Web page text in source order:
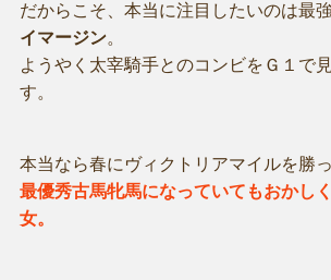
だからこそ、本当に注目したいのは最
イマージン。
ようやく太宰騎手とのコンビをＧ１で
す。
本当なら春にヴィクトリアマイルを勝っ
最優秀古馬牝馬になっていてもおかし
女。